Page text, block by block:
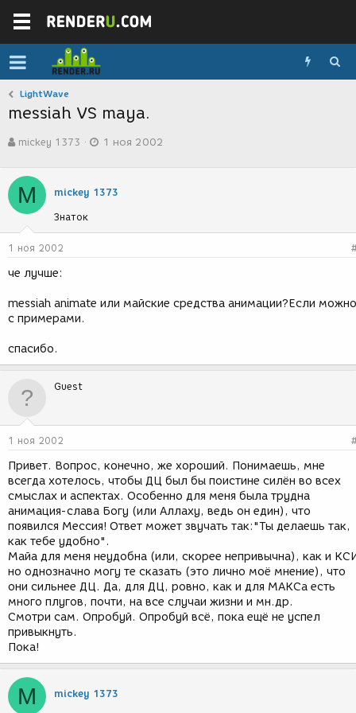
LightWave
messiah VS maya.
в
о
р
т
е
м
ы
mickey 1373
а
с
д
1 ноя 2002
M mickey 1373
Знаток
1 ноя 2002
че лучше:
messiah animate или майские средства анимации?Если
с примерами.
спасибо.
Guest
1 ноя 2002
Привет. Вопрос, конечно, же хороший. Понимаешь, мне
всегда хотелось, чтобы ДЦ был бы поистине силён во всех
смыслах и аспектах. Особенно для меня была трудна
анимация-слава Богу (или Аллаху, ведь он един), что
появился Мессия! Ответ может звучать так:"Ты делаешь так,
как тебе удобно".
Майа для меня неудобна (или, скорее непривычна), как и
но однозначно могу те сказать (это лично моё мнение), что
они сильнее ДЦ. Да, для ДЦ, ровно, как и для МАКСа есть
много плугов, почти, на все случаи жизни и мн.др.
Смотри сам. Опробуй. Опробуй всё, пока ещё не успел
привыкнуть.
Пока!
M mickey 1373